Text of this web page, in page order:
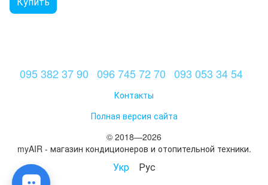
095 382 37 90 096 745 72 70 093 053 34 54
Контакты
Полная версия сайта
© 2018—2026
myAIR - магазин кондиционеров и отопительной техники.
Укр Рус